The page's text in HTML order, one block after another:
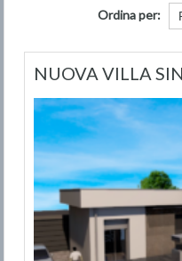
Ordina per:
NUOVA VILLA